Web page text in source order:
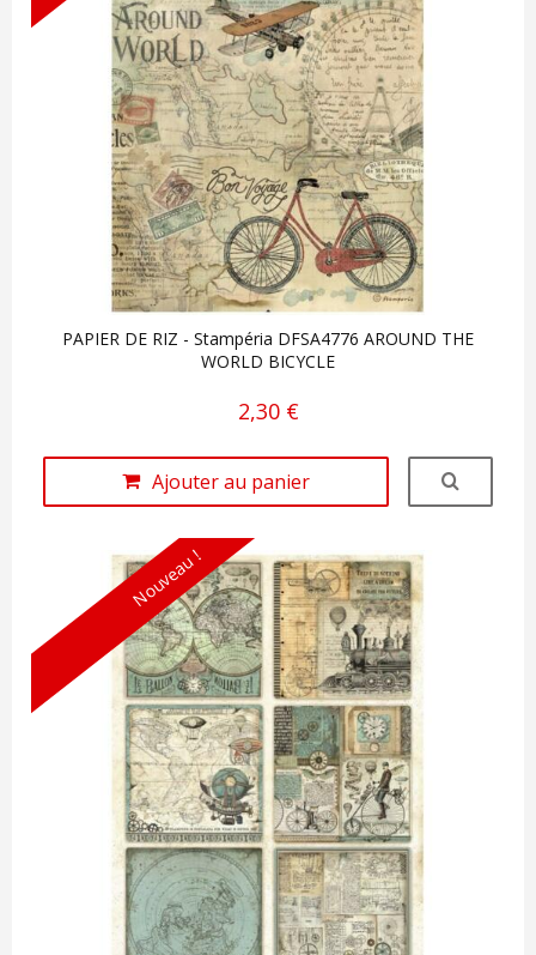
PAPIER DE RIZ - Stampéria DFSA4776 AROUND THE
WORLD BICYCLE
2,30 €
Ajouter au panier
Nouveau !